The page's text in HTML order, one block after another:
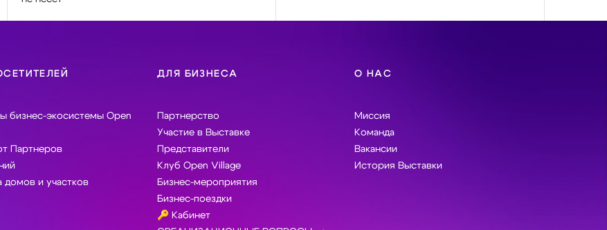
бизнес-экосистемы Open
Партнеров
домов и участков
ДЛЯ БИЗНЕСА
Партнерство
Участие в Выставке
Представители
Клуб Open Village
Бизнес-мероприятия
Бизнес-поездки
🔑 Кабинет
О НАС
Миссия
Команда
Вакансии
История Выставки